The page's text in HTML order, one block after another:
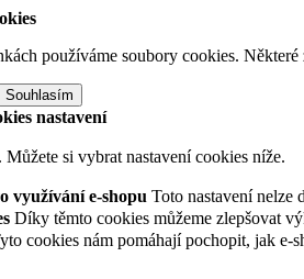
používáme soubory cookies.
Souhlasím
nastavení
si vybrat nastavení cookies níže.
využívání e-shopu Toto nastavení nelze
Díky těmto cookies můžeme zlepšovat
cookies nám pomáhají pochopit, jak e-